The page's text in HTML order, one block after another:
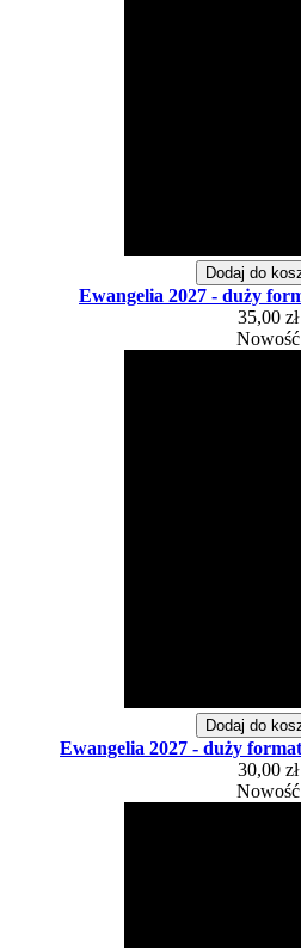
Dodaj do
Ewangelia 2027 - duży
35,00 zł
Nowość
Dodaj do
Ewangelia 2027 - duży
30,00 zł
Nowość